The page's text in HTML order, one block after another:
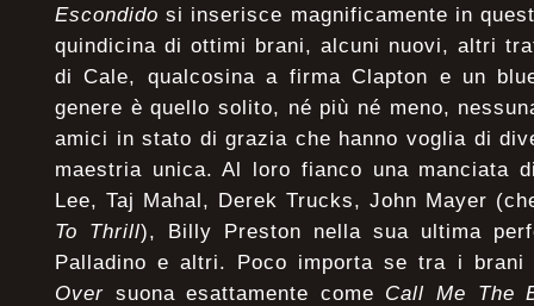
Escondidosi inserisce magnificamente in
quindicina di ottimi brani, alcuni nuovi, altri
di Cale, qualcosina a firma Clapton e un
genere è quello solito, né più né meno,
amici in stato di grazia che hanno voglia di
maestria unica. Al loro fianco una manciata
Lee, Taj Mahal, Derek Trucks, John Mayer
To Thrill), Billy Preston nella sua ultima
Palladino e altri. Poco importa se tra i brani
Over suona esattamente come Call Me The